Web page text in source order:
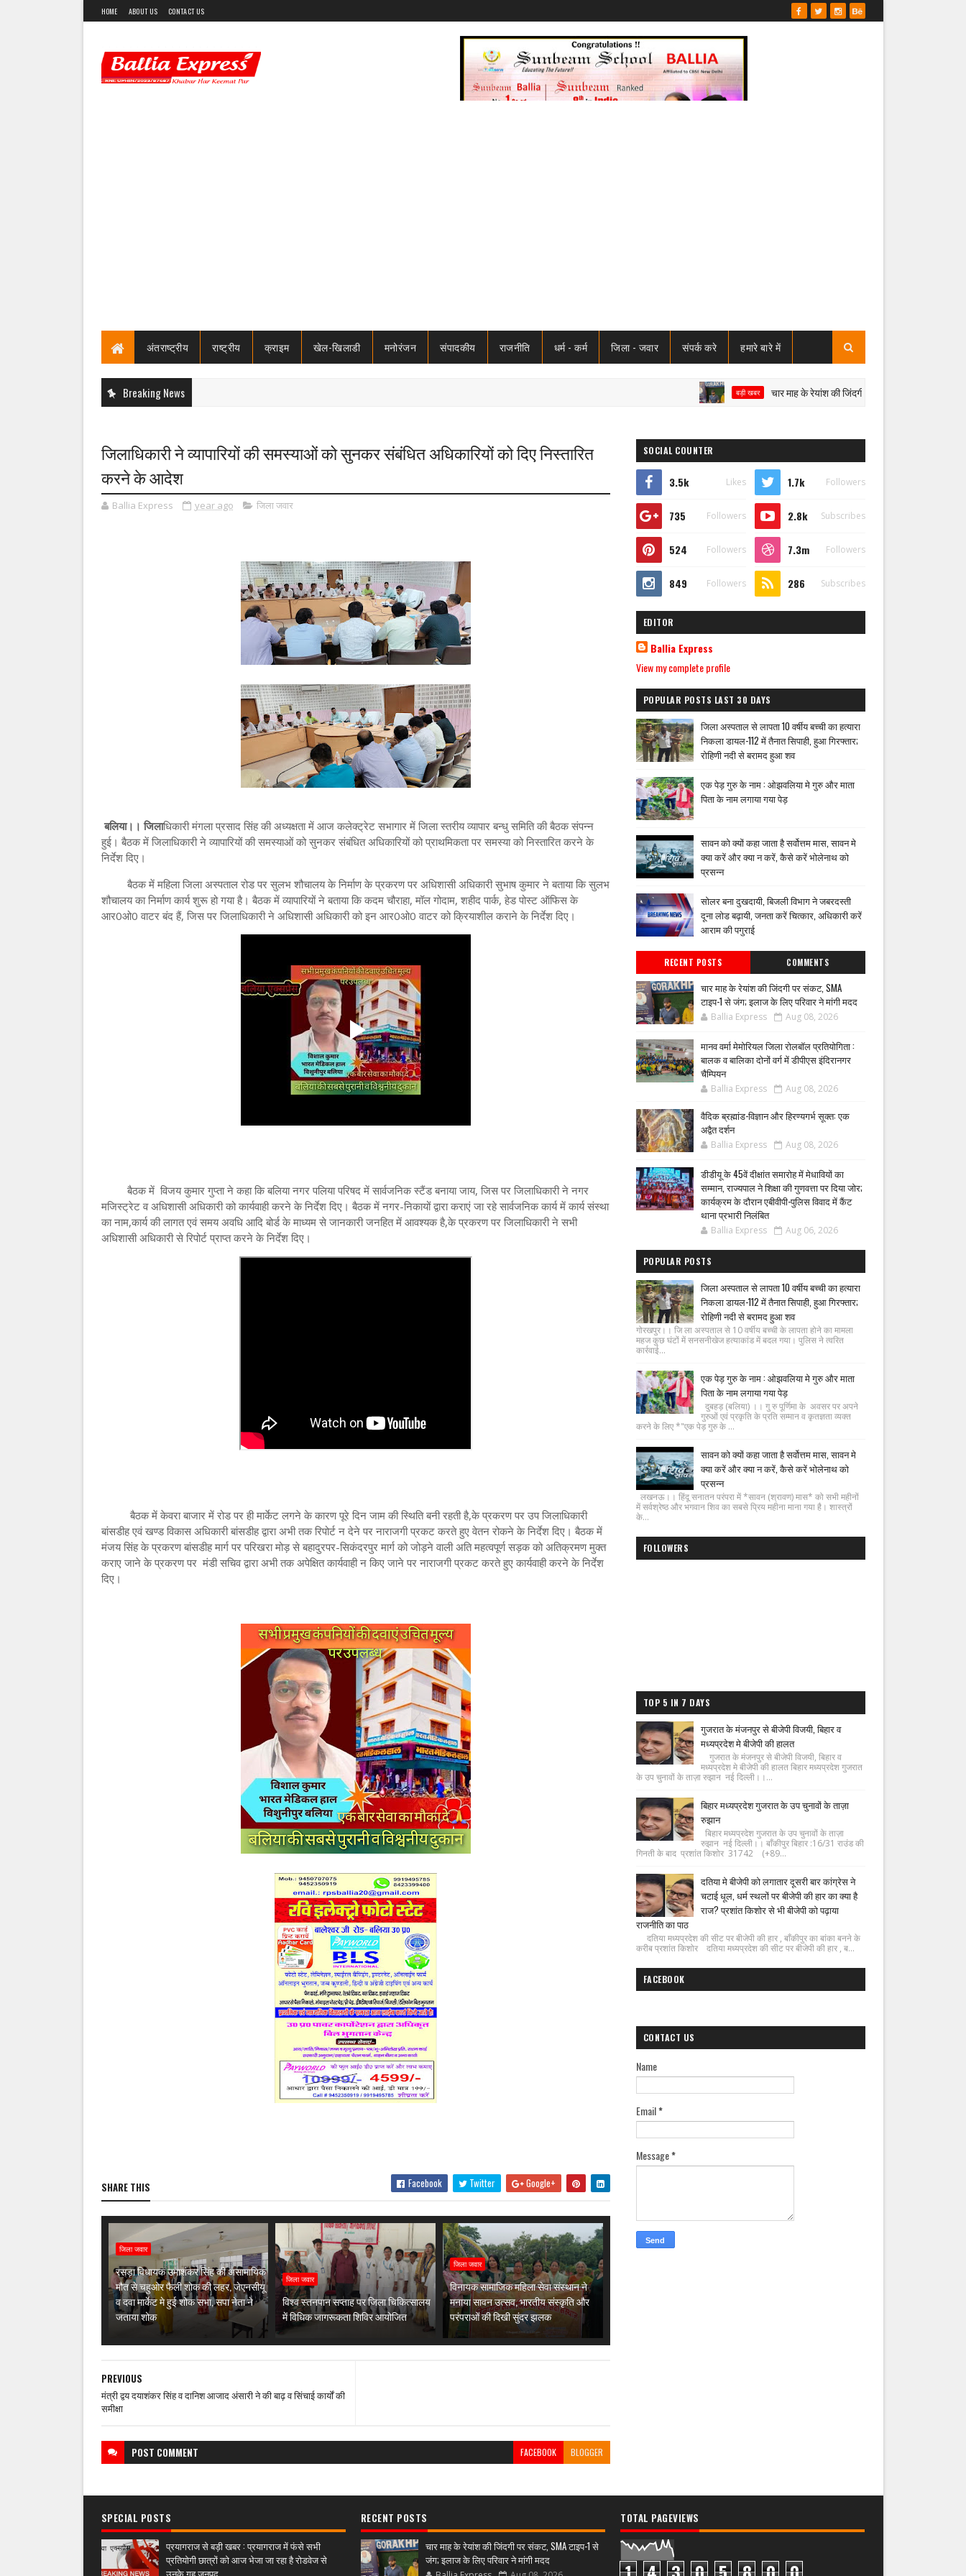
HOME ABOUT US CONTACT US
अंतराष्ट्रीय राष्ट्रीय क्राइम खेल-खिलाडी मनोरंजन संपादकीय राजनीति धर्म - कर्म जिला - जवार संपर्क करे हमारे बारे में
Breaking News बड़ी खबर चार माह के रेयांश की जिंदगी पर संकट, SMA टाइप-1 से जंग; इलाज के
जिलाधिकारी ने व्यापारियों की समस्याओं को सुनकर संबंधित अधिकारियों को दिए निस्तारित
करने के आदेश
Ballia Express year ago जिला जवार
बलिया।। जिलाधिकारी मंगला प्रसाद सिंह की अध्यक्षता में आज कलेक्ट्रेट सभागार में जिला स्तरीय व्यापार बन्धु समिति की बैठक संपन्न
हुई। बैठक में जिलाधिकारी ने व्यापारियों की समस्याओं को सुनकर संबंधित अधिकारियों को प्राथमिकता पर समस्या को निस्तारित करने के
निर्देश दिए।
बैठक में महिला जिला अस्पताल रोड पर सुलभ शौचालय के निर्माण के प्रकरण पर अधिशासी अधिकारी सुभाष कुमार ने बताया कि सुलभ
शौचालय का निर्माण कार्य शुरू हो गया है। बैठक में व्यापारियों ने बताया कि कदम चौराहा, मॉल गोदाम, शहीद पार्क, हेड पोस्ट ऑफिस के
आर0ओ0 वाटर बंद हैं, जिस पर जिलाधिकारी ने अधिशासी अधिकारी को इन आर0ओ0 वाटर को क्रियाशील कराने के निर्देश दिए।
बैठक में विजय कुमार गुप्ता ने कहा कि बलिया नगर पलिया परिषद में सार्वजनिक स्टैंड बनाया जाय, जिस पर जिलाधिकारी ने नगर
मजिस्ट्रेट व अधिशासी अधिकारी को कार्यवाही करने के निर्देश दिए। बैठक में नगर-निकायों द्वारा कराएं जा रहे सार्वजनिक कार्य में कार्य संस्था
का नाम,कार्य की लागत एवं समय अवधि आदि बोर्ड के माध्यम से जानकारी जनहित में आवश्यक है,के प्रकरण पर जिलाधिकारी ने सभी
अधिशासी अधिकारी से रिपोर्ट प्राप्त करने के निर्देश दिए।
बैठक में केवरा बाजार में रोड पर ही मार्केट लगने के कारण पूरे दिन जाम की स्थिति बनी रहती है,के प्रकरण पर उप जिलाधिकारी
बांसडीह एवं खण्ड विकास अधिकारी बांसडीह द्वारा अभी तक रिपोर्ट न देने पर नाराजगी प्रकट करते हुए वेतन रोकने के निर्देश दिए। बैठक में
मंजय सिंह के प्रकरण बांसडीह मार्ग पर परिखरा मोड़ से बहादुरपर-सिकंदरपुर मार्ग को जोड़ने वाली अति महत्वपूर्ण सड़क को अतिक्रमण मुक्त
कराए जाने के प्रकरण पर मंडी सचिव द्वारा अभी तक अपेक्षित कार्यवाही न किए जाने पर नाराजगी प्रकट करते हुए कार्यवाही करने के निर्देश
दिए।
SHARE THIS Facebook Twitter Google+
जिला जवार
रसड़ा विधायक उमाशंकर सिंह की असामायिक
मौत से चहुओर फैली शोक की लहर, जेएनसीयू
व दवा मार्केट मे हुई शोक सभा, सपा नेता ने
जताया शोक
जिला जवार
विश्व स्तनपान सप्ताह पर जिला चिकित्सालय
में विधिक जागरूकता शिविर आयोजित
जिला जवार
विनायक सामाजिक महिला सेवा संस्थान ने
मनाया सावन उत्सव, भारतीय संस्कृति और
परंपराओं की दिखी सुंदर झलक
PREVIOUS
मंत्री द्वय दयाशंकर सिंह व दानिश आजाद अंसारी ने की बाढ़ व सिंचाई कार्यों की
समीक्षा
POST COMMENT FACEBOOK BLOGGER
SOCIAL COUNTER
3.5k Likes 1.7k Followers
735 Followers 2.8k Subscribes
524 Followers 7.3m Followers
849 Followers 286 Subscribes
EDITOR
Ballia Express
View my complete profile
POPULAR POSTS LAST 30 DAYS
जिला अस्पताल से लापता 10 वर्षीय बच्ची का हत्यारा
निकला डायल-112 में तैनात सिपाही, हुआ गिरफ्तार;
रोहिणी नदी से बरामद हुआ शव
एक पेड़ गुरु के नाम : ओझवलिया मे गुरु और माता
पिता के नाम लगाया गया पेड़
सावन को क्यों कहा जाता है सर्वोत्तम मास, सावन मे
क्या करें और क्या न करें, कैसे करें भोलेनाथ को
प्रसन्न
सोलर बना दुखदायी, बिजली विभाग ने जबरदस्ती
दूना लोड बढ़ायी, जनता करें चित्कार, अधिकारी करें
आराम की पगुराई
RECENT POSTS COMMENTS
चार माह के रेयांश की जिंदगी पर संकट, SMA
टाइप-1 से जंग; इलाज के लिए परिवार ने मांगी मदद
Ballia Express Aug 08, 2026
मानव वर्मा मेमोरियल जिला रोलबॉल प्रतियोगिता :
बालक व बालिका दोनों वर्ग में डीपीएस इंदिरानगर
चैम्पियन
Ballia Express Aug 08, 2026
वैदिक ब्रह्मांड-विज्ञान और हिरण्यगर्भ सूक्त: एक
अद्वैत दर्शन
Ballia Express Aug 08, 2026
डीडीयू के 45वें दीक्षांत समारोह में मेधावियों का
सम्मान, राज्यपाल ने शिक्षा की गुणवत्ता पर दिया जोर;
कार्यक्रम के दौरान एबीवीपी-पुलिस विवाद में कैंट
थाना प्रभारी निलंबित
Ballia Express Aug 06, 2026
POPULAR POSTS
जिला अस्पताल से लापता 10 वर्षीय बच्ची का हत्यारा
निकला डायल-112 में तैनात सिपाही, हुआ गिरफ्तार;
रोहिणी नदी से बरामद हुआ शव
गोरखपुर।। जि ला अस्पताल से 10 वर्षीय बच्ची के लापता होने का मामला
महज कुछ घंटों में सनसनीखेज हत्याकांड में बदल गया। पुलिस ने त्वरित
कार्रवाई...
एक पेड़ गुरु के नाम : ओझवलिया मे गुरु और माता
पिता के नाम लगाया गया पेड़
दुबहड़ (बलिया) ।। गु रु पूर्णिमा के अवसर पर अपने
गुरुओं एवं प्रकृति के प्रति सम्मान व कृतज्ञता व्यक्त
करने के लिए *"एक पेड़ गुरु के ...
सावन को क्यों कहा जाता है सर्वोत्तम मास, सावन मे
क्या करें और क्या न करें, कैसे करें भोलेनाथ को
प्रसन्न
लखनऊ।। हिंदू सनातन परंपरा में *सावन (श्रावण) मास* को सभी महीनों
में सर्वश्रेष्ठ और भगवान शिव का सबसे प्रिय महीना माना गया है। शास्त्रों
के...
FOLLOWERS
TOP 5 IN 7 DAYS
गुजरात के मंजनपुर से बीजेपी विजयी, बिहार व
मध्यप्रदेश मे बीजेपी की हालत
गुजरात के मंजनपुर से बीजेपी विजयी, बिहार व
मध्यप्रदेश मे बीजेपी की हालत बिहार मध्यप्रदेश गुजरात
के उप चुनावों के ताज़ा रुझान नई दिल्ली।।...
बिहार मध्यप्रदेश गुजरात के उप चुनावों के ताज़ा
रुझान
बिहार मध्यप्रदेश गुजरात के उप चुनावों के ताज़ा
रुझान नई दिल्ली।। बाँकीपुर बिहार :16/31 राउंड की
गिनती के बाद प्रशांत किशोर 31742 (+89...
दतिया मे बीजेपी को लगातार दूसरी बार कांग्रेस ने
चटाई धूल, धर्म स्थलों पर बीजेपी की हार का क्या है
राज? प्रशांत किशोर से भी बीजेपी को पढ़ाया
राजनीति का पाठ
दतिया मध्यप्रदेश की सीट पर बीजेपी की हार , बाँकीपुर का बांका बनने के
करीब प्रशांत किशोर दतिया मध्यप्रदेश की सीट पर बीजेपी की हार , ब...
FACEBOOK
CONTACT US
Name
Email*
Message*
SPECIAL POSTS
प्रयागराज से बड़ी खबर : प्रयागराज में फंसे सभी
प्रतियोगी छात्रों को आज भेजा जा रहा है रोडवेज से
उनके गृह जनपद
RECENT POSTS
चार माह के रेयांश की जिंदगी पर संकट, SMA टाइप-1 से
जंग; इलाज के लिए परिवार ने मांगी मदद
TOTAL PAGEVIEWS